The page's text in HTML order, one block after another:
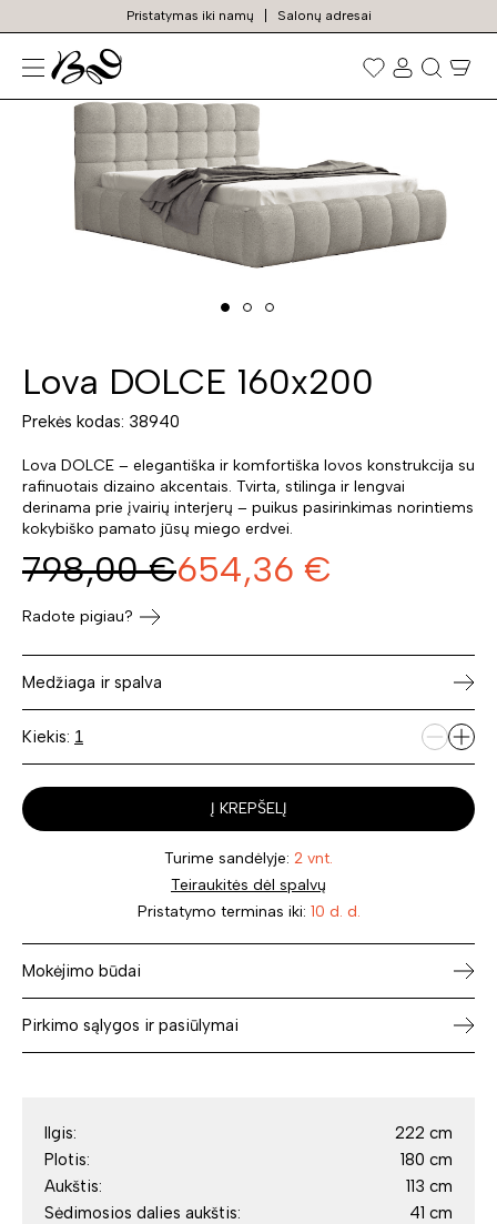
Pristatymas iki namų Salonų adresai
Prekių
paieška
N
TURIME SANDĖLYJE
Lova DOLCE 160x200
Prekės kodas: 38940
Lova DOLCE – elegantiška ir komfortiška lovos konstrukcija su
rafinuotais dizaino akcentais. Tvirta, stilinga ir lengvai
derinama prie įvairių interjerų – puikus pasirinkimas norintiems
kokybiško pamato jūsų miego erdvei.
798,00 €654,36 €
Radote pigiau?
Medžiaga ir spalva
Kiekis:
Į KREPŠELĮ
Turime sandėlyje: 2 vnt.
Teiraukitės dėl spalvų
Pristatymo terminas iki: 10 d. d.
Mokėjimo būdai
Pirkimo sąlygos ir pasiūlymai
Ilgis:
222 cm
Plotis:
180 cm
Aukštis:
113 cm
Sėdimosios dalies aukštis:
41 cm